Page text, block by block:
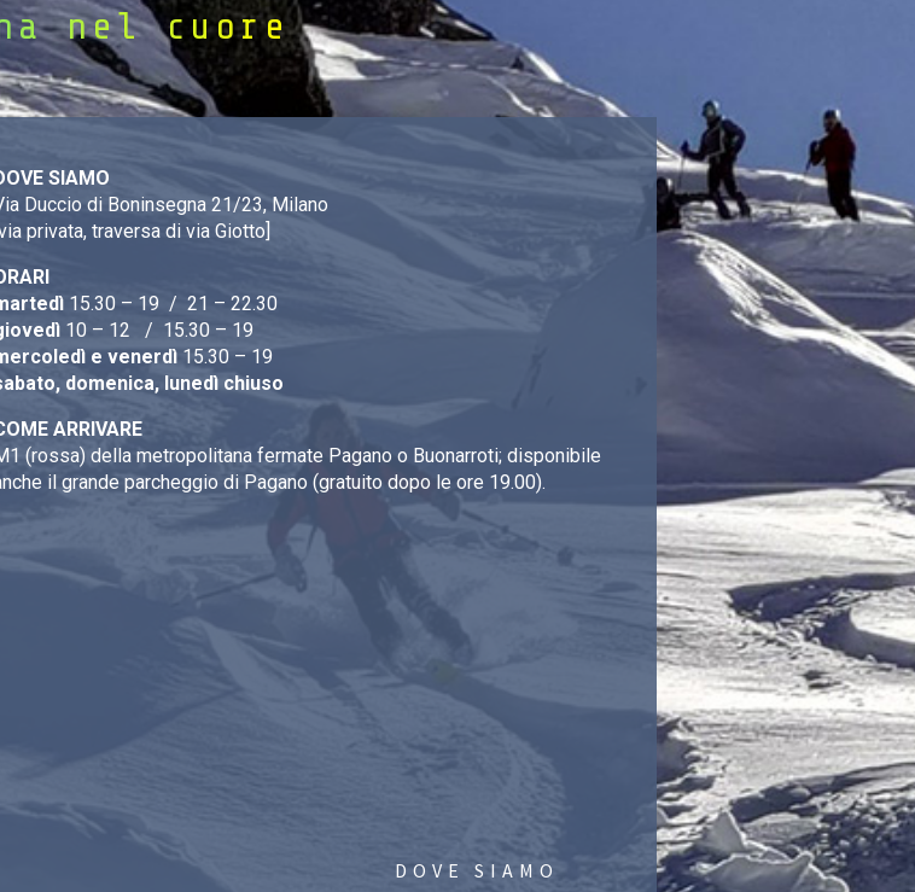
nel cuore
SIAMO
Duccio di Boninsegna 21/23, Milano
privata, traversa di via Giotto]
15.30 – 19 / 21 – 22.30
10 – 12 / 15.30 – 19
e venerdì 15.30 – 19
domenica, lunedì chiuso
ARRIVARE
(rossa) della metropolitana fermate Pagano o Buonarroti; disponibile
il grande parcheggio di Pagano (gratuito dopo le ore 19.00).
DOVE SIAMO